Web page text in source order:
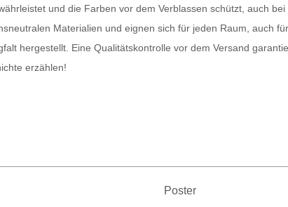
und die Farben vor dem Verblassen schützt, auch
Materialien und eignen sich für jeden Raum, auch
hergestellt. Eine Qualitätskontrolle vor dem Versand
erzählen!
Poster